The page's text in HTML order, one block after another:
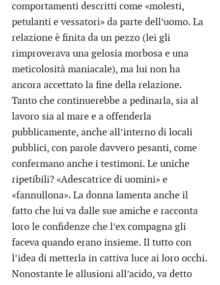
comportamenti descritti come «molesti,
petulanti e vessatori» da parte dell’uomo. La
relazione è finita da un pezzo (lei gli
rimproverava una gelosia morbosa e una
meticolosità maniacale), ma lui non ha
ancora accettato la fine della relazione.
Tanto che continuerebbe a pedinarla, sia al
lavoro sia al mare e a offenderla
pubblicamente, anche all’interno di locali
pubblici, con parole davvero pesanti, come
confermano anche i testimoni. Le uniche
ripetibili? «Adescatrice di uomini» e
«fannullona». La donna lamenta anche il
fatto che lui va dalle sue amiche e racconta
loro le confidenze che l’ex compagna gli
faceva quando erano insieme. Il tutto con
l’idea di metterla in cattiva luce ai loro occhi.
Nonostante le allusioni all’acido, va detto